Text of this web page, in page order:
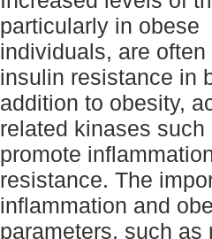
particularly in obese
individuals, are
insulin resistance in
addition to obesity,
related kinases
promote
resistance. The
inflammation and
parameters, such